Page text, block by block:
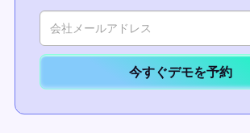
今すぐデモを予約